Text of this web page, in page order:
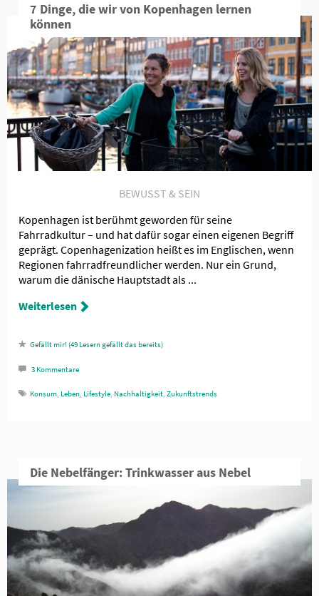
7 Dinge, die wir von Kopenhagen lernen
können
BEWUSST & SEIN
Kopenhagen ist berühmt geworden für seine
Fahrradkultur – und hat dafür sogar einen eigenen Begriff
geprägt. Copenhagenization heißt es im Englischen, wenn
Regionen fahrradfreundlicher werden. Nur ein Grund,
warum die dänische Hauptstadt als ...
Weiterlesen
49 Lesern gefällt das
3 Kommentare
Konsum, Leben, Lifestyle, Nachhaltigkeit, Zukunftstrends
Die Nebelfänger: Trinkwasser aus Nebel